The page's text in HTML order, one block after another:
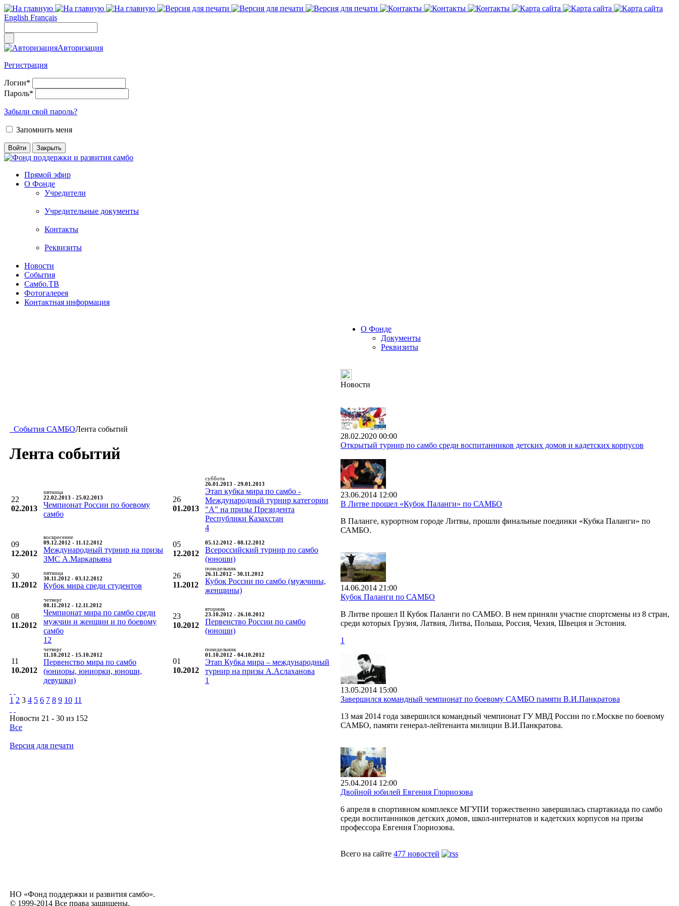
English Français
Авторизация
Регистрация
Логин*
Пароль*
Забыли свой пароль?
Запомнить меня
Прямой эфир
О Фонде
Учредители
Учредительные документы
Контакты
Реквизиты
Новости
События
Самбо.ТВ
Фотогалерея
Контактная информация
События САМБОЛента событий
Лента событий
22
02.2013
пятница
22.02.2013 - 25.02.2013
Чемпионат России по боевому
самбо
26
01.2013
суббота
26.01.2013 - 29.01.2013
Этап кубка мира по самбо -
Международный турнир категории
"А" на призы Президента
Республики Казахстан
4
09
12.2012
воскресение
09.12.2012 - 11.12.2012
Международный турнир на призы
ЗМС А.Маркарьяна
05
12.2012
05.12.2012 - 08.12.2012
Всероссийский турнир по самбо
(юноши)
30
11.2012
пятница
30.11.2012 - 03.12.2012
Кубок мира среди студентов
26
11.2012
понедельник
26.11.2012 - 30.11.2012
Кубок России по самбо (мужчины,
женщины)
08
11.2012
четверг
08.11.2012 - 12.11.2012
Чемпионат мира по самбо среди
мужчин и женщин и по боевому
самбо
12
23
10.2012
вторник
23.10.2012 - 26.10.2012
Первенство России по самбо
(юноши)
11
10.2012
четверг
11.10.2012 - 15.10.2012
Первенство мира по самбо
(юниоры, юниорки, юноши,
девушки)
01
10.2012
понедельник
01.10.2012 - 04.10.2012
Этап Кубка мира – международный
турнир на призы А.Аслаханова
1
1 2 3 4 5 6 7 8 9 10 11
Новости 21 - 30 из 152
Все
Версия для печати
О Фонде
Документы
Реквизиты
Новости
28.02.2020 00:00
Открытый турнир по самбо среди воспитанников детских домов и кадетских корпусов
23.06.2014 12:00
В Литве прошел «Кубок Паланги» по САМБО
В Паланге, курортном городе Литвы, прошли финальные поединки «Кубка Паланги» по
САМБО.
14.06.2014 21:00
Кубок Паланги по САМБО
В Литве прошел II Кубок Паланги по САМБО. В нем приняли участие спортсмены из 8 стран,
среди которых Грузия, Латвия, Литва, Польша, Россия, Чехия, Швеция и Эстония.
1
13.05.2014 15:00
Завершился командный чемпионат по боевому САМБО памяти В.И.Панкратова
13 мая 2014 года завершился командный чемпионат ГУ МВД России по г.Москве по боевому
САМБО, памяти генерал-лейтенанта милиции В.И.Панкратова.
25.04.2014 12:00
Двойной юбилей Евгения Глориозова
6 апреля в спортивном комплексе МГУПИ торжественно завершилась спартакиада по самбо
среди воспитанников детских домов, школ-интернатов и кадетских корпусов на призы
профессора Евгения Глориозова.
Всего на сайте 477 новостей
НО «Фонд поддержки и развития самбо».
© 1999-2014 Все права защищены.